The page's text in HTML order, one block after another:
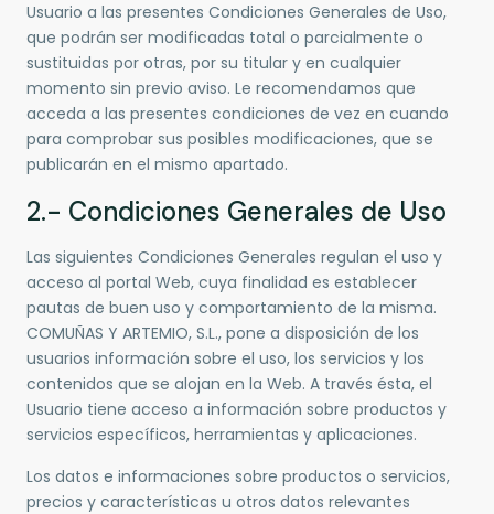
Usuario a las presentes Condiciones Generales de Uso,
que podrán ser modificadas total o parcialmente o
sustituidas por otras, por su titular y en cualquier
momento sin previo aviso. Le recomendamos que
acceda a las presentes condiciones de vez en cuando
para comprobar sus posibles modificaciones, que se
publicarán en el mismo apartado.
2.- Condiciones Generales de Uso
Las siguientes Condiciones Generales regulan el uso y
acceso al portal Web, cuya finalidad es establecer
pautas de buen uso y comportamiento de la misma.
COMUÑAS Y ARTEMIO, S.L., pone a disposición de los
usuarios información sobre el uso, los servicios y los
contenidos que se alojan en la Web. A través ésta, el
Usuario tiene acceso a información sobre productos y
servicios específicos, herramientas y aplicaciones.
Los datos e informaciones sobre productos o servicios,
precios y características u otros datos relevantes